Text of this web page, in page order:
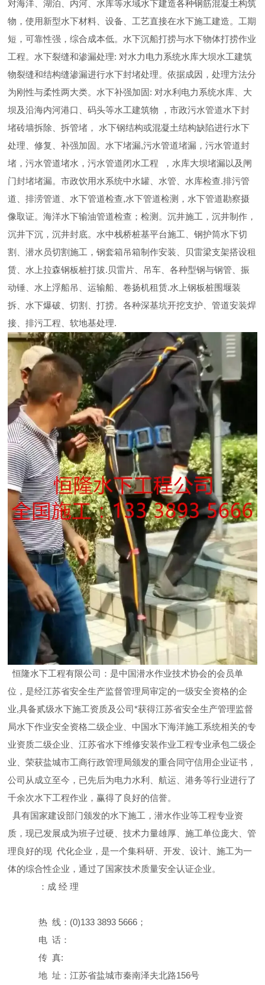
对海洋、湖泊、内河、水库等水域水下建造各种钢筋混凝土构筑
物，使用新型水下材料、设备、工艺直接在水下施工建造。工期
短，可靠性强，综合成本低。水下沉船打捞与水下物体打捞作业
工程。水下裂缝和渗漏处理: 对水力电力系统水库大坝水工建筑
物裂缝和结构缝渗漏进行水下封堵处理。依据成因，处理方法分
为刚性与柔性两大类。水下补强加固: 对水利电力系统水库、大
坝及沿海内河港口、码头等水工建筑物 ，市政污水管道水下封
堵砖墙拆除、拆管堵， 水下钢结构或混凝土结构缺陷进行水下
处理、修复、补强加固。水下堵漏,污水管道堵漏，污水管道封
堵，污水管道堵水，污水管道闭水工程 ，水库大坝堵漏以及闸
门封堵堵漏。市政饮用水系统中水罐、水管、水库检查.排污管
道、排涝管道、水下管道检查,水下管道检测，水下管道勘察摄
像取证。海洋水下输油管道检查；检测。沉井施工，沉井制作，
沉井下沉，沉井封底。水中栈桥桩基平台施工、钢护筒水下切
割、潜水员切割施工，钢套箱吊箱制作安装、贝雷梁支架搭设租
赁、水上拉森钢板桩打拔.贝雷片、吊车、各种型钢与钢管、振
动锤、水上浮船吊、运输船、卷扬机租赁.水上钢板桩围堰装
拆、水下爆破、切割、打捞。各种深基坑开挖支护、管道安装焊
接、排污工程、软地基处理.
恒隆水下工程有限公司：是中国潜水作业技术协会的会员单
位，是经江苏省安全生产监督管理局审定的一级安全资格的企
业,具备贰级水下施工资质及公司*获得江苏省安全生产管理监督
局水下作业安全资格二级企业、中国水下海洋施工系统相关的专
业资质二级企业、江苏省水下维修安装作业工程专业承包二级企
业、荣获盐城市工商行政管理局颁发的重合同守信用企业证书，
公司从成立至今，已先后为电力水利、航运、港务等行业进行了
千余次水下工程作业，赢得了良好的信誉。
具有国家建设部门颁发的水下施工，潜水作业等工程专业资
质，现已发展成为班子过硬、技术力量雄厚、施工单位庞大、管
理良好的现 代化企业，是一个集科研、开发、设计、施工为一
体的综合性企业，通过了国家技术质量安全认证企业。
：成 经 理
热 线：(0)133 3893 5666；
电 话：
传 真:
地 址：江苏省盐城市秦南泽夫北路156号